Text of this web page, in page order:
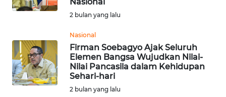
2 bulan yang lalu
Nasional
Firman Soebagyo Ajak Seluruh
Elemen Bangsa Wujudkan Nilai-
Nilai Pancasila dalam Kehidupan
Sehari-hari
2 bulan yang lalu
INTERNASIONAL
SERBA-SERBI